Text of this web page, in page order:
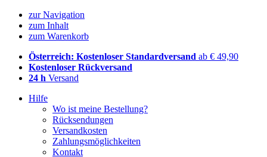
zur Navigation
zum Inhalt
zum Warenkorb
Österreich: Kostenloser Standardversand ab € 49,90
Kostenloser Rückversand
24 h Versand
Hilfe
Wo ist meine Bestellung?
Rücksendungen
Versandkosten
Zahlungsmöglichkeiten
Kontakt